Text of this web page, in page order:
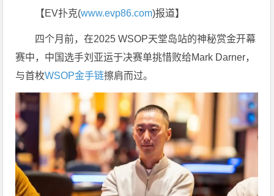
【EV扑克(www.evp86.com)报道】
四个月前，在2025 WSOP天堂岛站的神秘赏金开幕
赛中，中国选手刘亚运于决赛单挑惜败给Mark Darner，
与首枚WSOP金手链擦肩而过。